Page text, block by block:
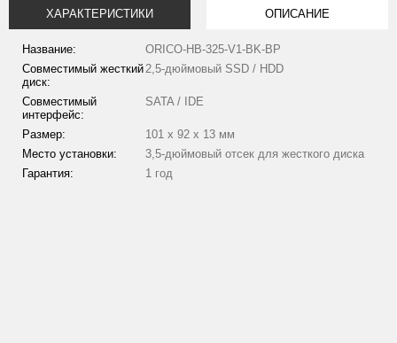
ХАРАКТЕРИСТИКИ ОПИСАНИЕ
Название:
ORICO-HB-325-V1-BK-BP
Совместимый жесткий
диск:
2,5-дюймовый SSD / HDD
Совместимый
интерфейс:
SATA / IDE
Размер:
101 x 92 x 13 мм
Место установки:
3,5-дюймовый отсек для жесткого диска
Гарантия:
1 год